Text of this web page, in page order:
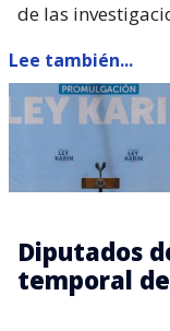
de las
Lee también...
Diputados
temporal